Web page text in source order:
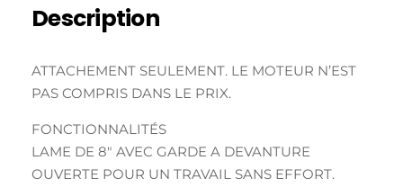
Description
ATTACHEMENT SEULEMENT. LE MOTEUR N’EST
PAS COMPRIS DANS LE PRIX.
FONCTIONNALITÉS
LAME DE 8″ AVEC GARDE A DEVANTURE
OUVERTE POUR UN TRAVAIL SANS EFFORT.